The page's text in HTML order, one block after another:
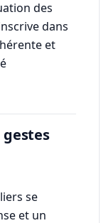
des
dans
et
se
et un